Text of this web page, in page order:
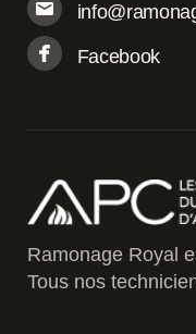
Facebook
Ramonage Royal
Tous nos